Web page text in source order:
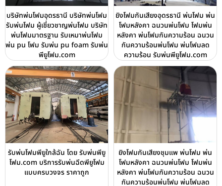
บริษัทพ่นโฟมอุดรธานี บริษัทพ่นโฟม
รับพ่นโฟม ผู้เชี่ยวชาญพ่นโฟม บริษัท
พ่นโฟมมาตรฐาน รับเหมาพ่นโฟม
พ่น pu โฟม รับพ่น pu foam รับพ่น
พียูโฟม.com
ยิงโฟมกันเสียงอุดรธานี พ่นโฟม พ่น
โฟมหลังคา ฉนวนพ่นโฟม โฟมพ่น
หลังคา พ่นโฟมกันความร้อน ฉนวน
กันความร้อนพ่นโฟม พ่นโฟมลด
ความร้อน รับพ่นพียูโฟม.com
รับพ่นโฟมพียูใกล้ฉัน โดย รับพ่นพียู
โฟม.com บริการรับพ่นฉีดพียูโฟม
แบบครบวงจร ราคาถูก
ยิงโฟมกันเสียงชุมแพ พ่นโฟม พ่น
โฟมหลังคา ฉนวนพ่นโฟม โฟมพ่น
หลังคา พ่นโฟมกันความร้อน ฉนวน
กันความร้อนพ่นโฟม พ่นโฟมลด